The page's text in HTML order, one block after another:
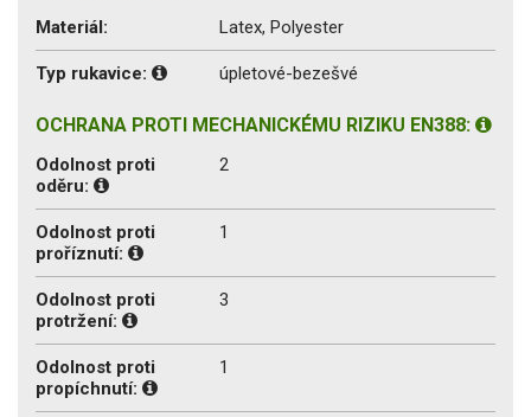
Materiál: Latex, Polyester
Typ rukavice: úpletové-bezešvé
OCHRANA PROTI MECHANICKÉMU RIZIKU EN388:
Odolnost proti
oděru:
2
Odolnost proti
proříznutí:
1
Odolnost proti
protržení:
3
Odolnost proti
propíchnutí:
1